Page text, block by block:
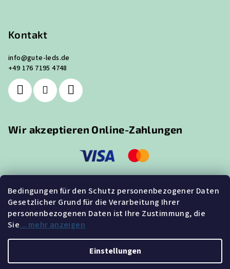
Bedingungen für den Schutz personenbezogener Daten
Gesetzlicher Grund für die Verarbeitung Ihrer
personenbezogenen Daten ist Ihre Zustimmung, die
Sie... mehr anzeigen
Einstellungen
Kontakt
info@gute-leds.de
+49 176 7195 4748
Wir akzeptieren Online-Zahlungen
Suche
Suchen